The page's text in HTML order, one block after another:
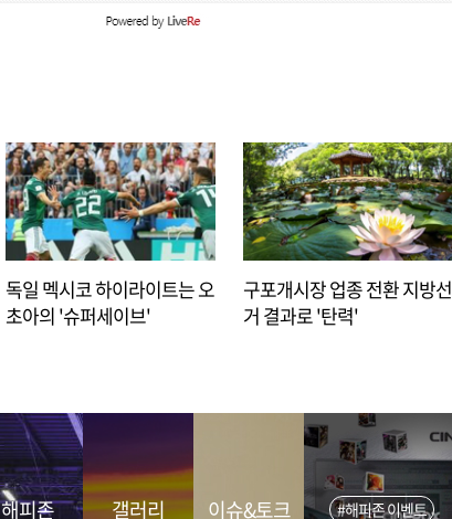
독일 멕시코 하이라이트는 오
초아의 '슈퍼세이브'
구포개시장 업종 전환 지방선
거 결과로 '탄력'
해피존 갤러리 이슈&토크 #해피존 이벤트